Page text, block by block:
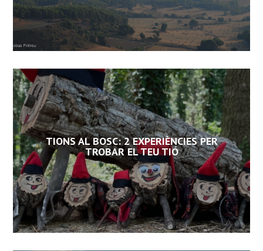
TIONS AL BOSC: 2 EXPERIÈNCIES PER
TROBAR EL TEU TIÓ